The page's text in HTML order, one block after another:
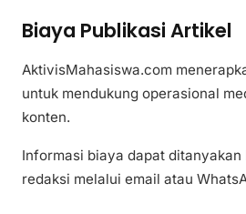
Biaya Publikasi Artikel
AktivisMahasiswa.com
untuk mendukung operasional
konten.
Informasi biaya dapat ditanyakan
redaksi melalui email atau